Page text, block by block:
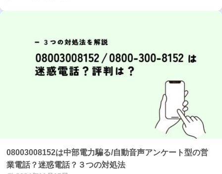
08003008152は中部電力騙る/自動音声アンケート型の営
業電話？迷惑電話？３つの対処法